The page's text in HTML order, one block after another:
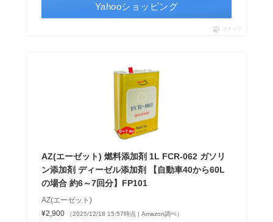
Yahooショッピング
ポチップ
AZ(エーゼット) 燃料添加剤 1L FCR-062 ガソリ
ン添加剤 ディーゼル添加剤 【自動車40から60L
の場合 約6～7回分】FP101
AZ(エーゼット)
¥2,900
（2025/12/18 15:57時点 | Amazon調べ）